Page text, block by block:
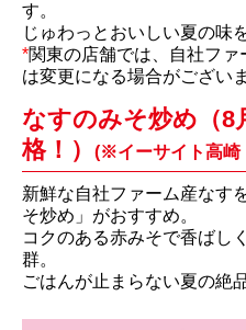
す。
じゅわっとおいしい夏の味
*関東の店舗では、自社フ
は変更になる場合がござい
なすのみそ炒め（8
格！）
(※イーサイト高崎
新鮮な自社ファーム産なす
そ炒め」がおすすめ。
コクのある赤みそで香ばし
群。
ごはんが止まらない夏の絶